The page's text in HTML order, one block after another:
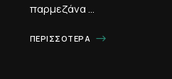
παρμεζάνα …
ΠΕΡΙΣΣΌΤΕΡΑ